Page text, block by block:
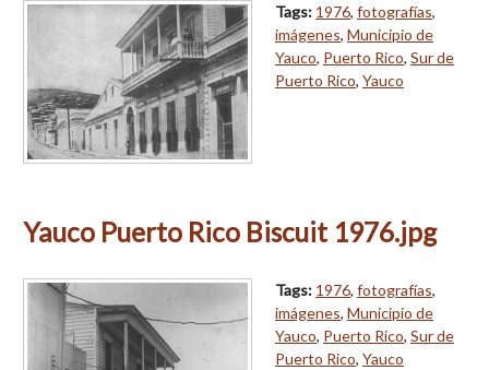
Tags: 1976, fotografías,
imágenes, Municipio de
Yauco, Puerto Rico, Sur de
Puerto Rico, Yauco
Yauco Puerto Rico Biscuit 1976.jpg
Tags: 1976, fotografías,
imágenes, Municipio de
Yauco, Puerto Rico, Sur de
Puerto Rico, Yauco